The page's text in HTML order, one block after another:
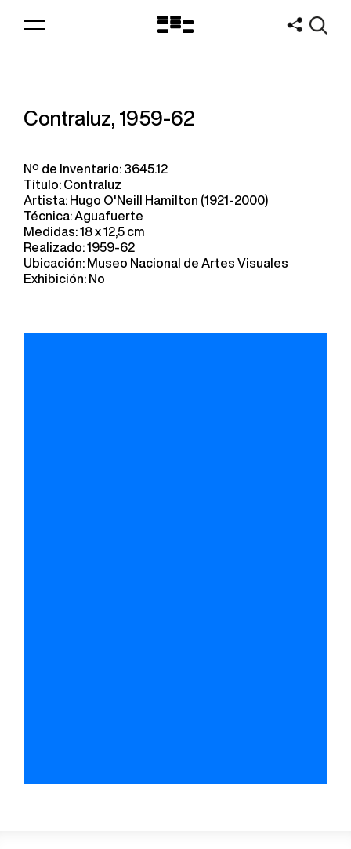
Logo
Contraluz, 1959-62
Nº de Inventario: 3645.12
Título: Contraluz
Artista: Hugo O'Neill Hamilton (1921-2000)
Técnica: Aguafuerte
Medidas: 18 x 12,5 cm
Realizado: 1959-62
Ubicación: Museo Nacional de Artes Visuales
Exhibición: No